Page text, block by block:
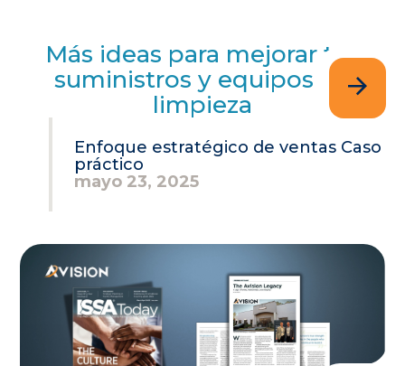
Más ideas para mejorar tus
suministros y equipos de
limpieza
Enfoque estratégico de ventas Caso
práctico
mayo 23, 2025